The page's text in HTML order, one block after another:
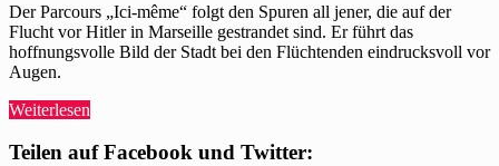
Der Parcours „Ici-même“ folgt den Spuren all jener, die auf der
Flucht vor Hitler in Marseille gestrandet sind. Er führt das
hoffnungsvolle Bild der Stadt bei den Flüchtenden eindrucksvoll vor
Augen.
Weiterlesen
besucht
Teilen auf Facebook und Twitter: